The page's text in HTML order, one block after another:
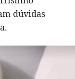
dúvidas